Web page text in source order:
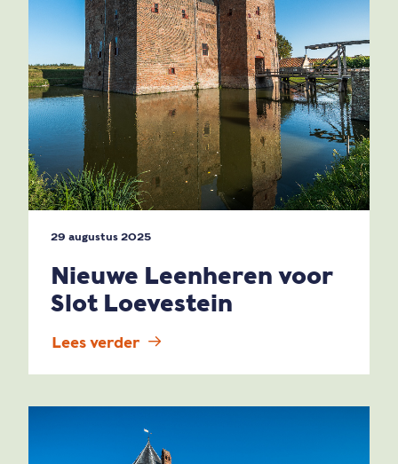
29 augustus 2025
Nieuwe Leenheren voor
Slot Loevestein
Lees verder